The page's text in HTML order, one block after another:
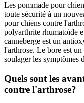
Les pommade pour
toute sécurité à un
pour chiens contre
polyarthrite rhumatoïde
canneberge est un
l'arthrose. Le bore est
soulager les symptômes
Quels sont les
contre l'arthrose?